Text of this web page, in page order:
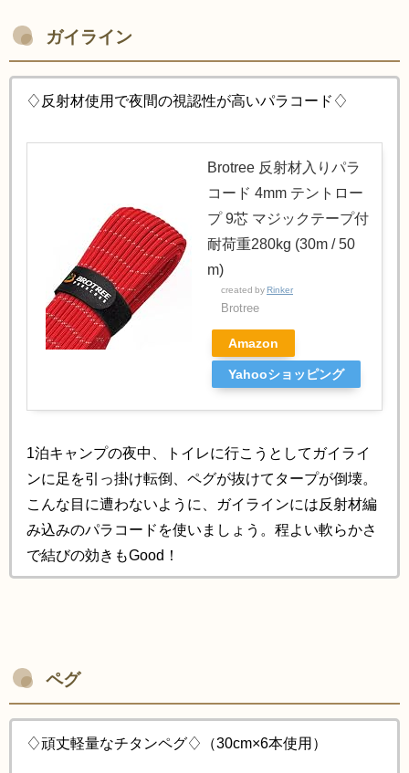
ガイライン
♢反射材使用で夜間の視認性が高いパラコード♢
Brotree 反射材入りパラ
コード 4mm テントロー
プ 9芯 マジックテープ付
耐荷重280kg (30m / 50
m)
created by Rinker
Brotree
Amazon
Yahooショッピング
1泊キャンプの夜中、トイレに行こうとしてガイライ
ンに足を引っ掛け転倒、ペグが抜けてタープが倒壊。
こんな目に遭わないように、ガイラインには反射材編
み込みのパラコードを使いましょう。程よい軟らかさ
で結びの効きもGood！
ペグ
♢頑丈軽量なチタンペグ♢（30cm×6本使用）